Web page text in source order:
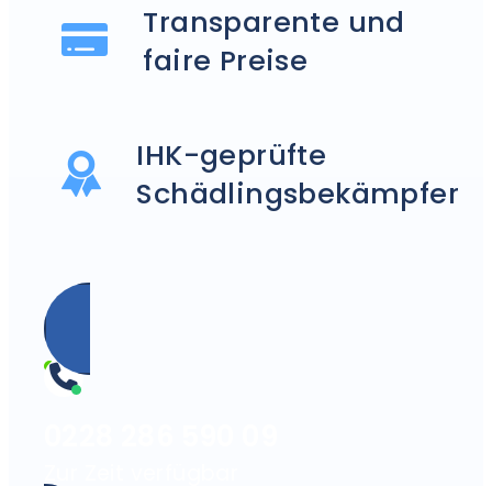
Transparente und
faire Preise
IHK-geprüfte
Schädlingsbekämpfer